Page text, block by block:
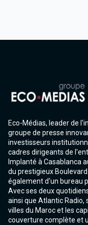
Eco-Médias, leader de
groupe de presse
investisseurs
cadres dirigeants de
Implanté à Casablanca
du prestigieux
également d'un bureau
Avec ses deux
ainsi que Atlantic Radio,
villes du Maroc et les
couverture complète et